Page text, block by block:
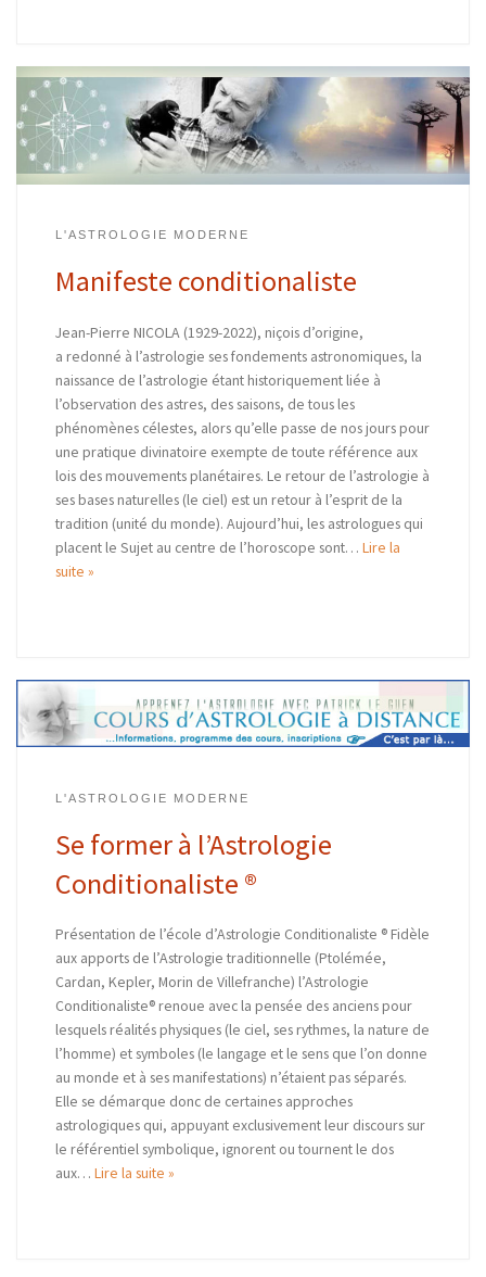
L'ASTROLOGIE MODERNE
Manifeste conditionaliste
Jean-Pierre NICOLA (1929-2022), niçois d’origine,
a redonné à l’astrologie ses fondements astronomiques, la
naissance de l’astrologie étant historiquement liée à
l’observation des astres, des saisons, de tous les
phénomènes célestes, alors qu’elle passe de nos jours pour
une pratique divinatoire exempte de toute référence aux
lois des mouvements planétaires. Le retour de l’astrologie à
ses bases naturelles (le ciel) est un retour à l’esprit de la
tradition (unité du monde). Aujourd’hui, les astrologues qui
placent le Sujet au centre de l’horoscope sont… Lire la
suite »
L'ASTROLOGIE MODERNE
Se former à l’Astrologie
Conditionaliste ®
Présentation de l’école d’Astrologie Conditionaliste ® Fidèle
aux apports de l’Astrologie traditionnelle (Ptolémée,
Cardan, Kepler, Morin de Villefranche) l’Astrologie
Conditionaliste® renoue avec la pensée des anciens pour
lesquels réalités physiques (le ciel, ses rythmes, la nature de
l’homme) et symboles (le langage et le sens que l’on donne
au monde et à ses manifestations) n’étaient pas séparés.
Elle se démarque donc de certaines approches
astrologiques qui, appuyant exclusivement leur discours sur
le référentiel symbolique, ignorent ou tournent le dos
aux… Lire la suite »